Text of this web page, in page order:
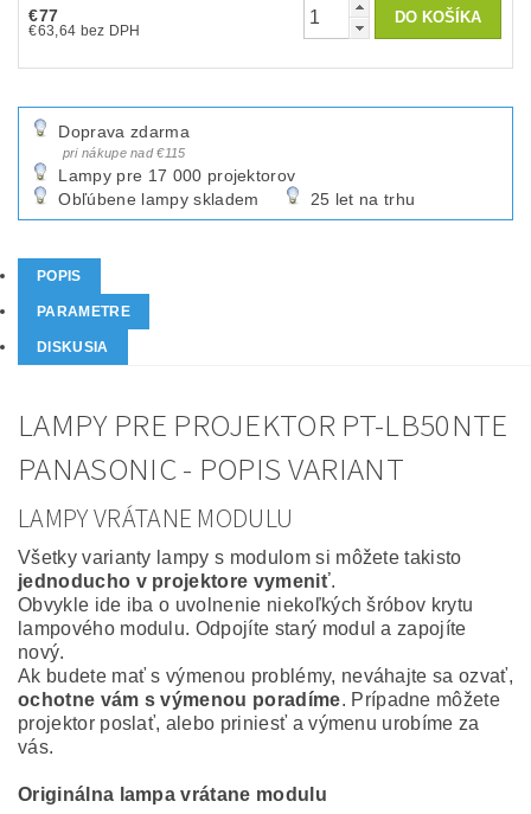
€77
€63,64 bez DPH
Doprava zdarma
pri nákupe nad €115
Lampy pre 17 000 projektorov
Obľúbene lampy skladem
25 let na trhu
POPIS
PARAMETRE
DISKUSIA
LAMPY PRE PROJEKTOR PT-LB50NTE
PANASONIC - POPIS VARIANT
LAMPY VRÁTANE MODULU
Všetky varianty lampy s modulom si môžete takisto
jednoducho v projektore vymeniť.
Obvykle ide iba o uvolnenie niekoľkých šróbov krytu
lampového modulu. Odpojíte starý modul a zapojíte
nový.
Ak budete mať s výmenou problémy, neváhajte sa ozvať,
ochotne vám s výmenou poradíme. Prípadne môžete
projektor poslať, alebo priniesť a výmenu urobíme za
vás.
Originálna lampa vrátane modulu